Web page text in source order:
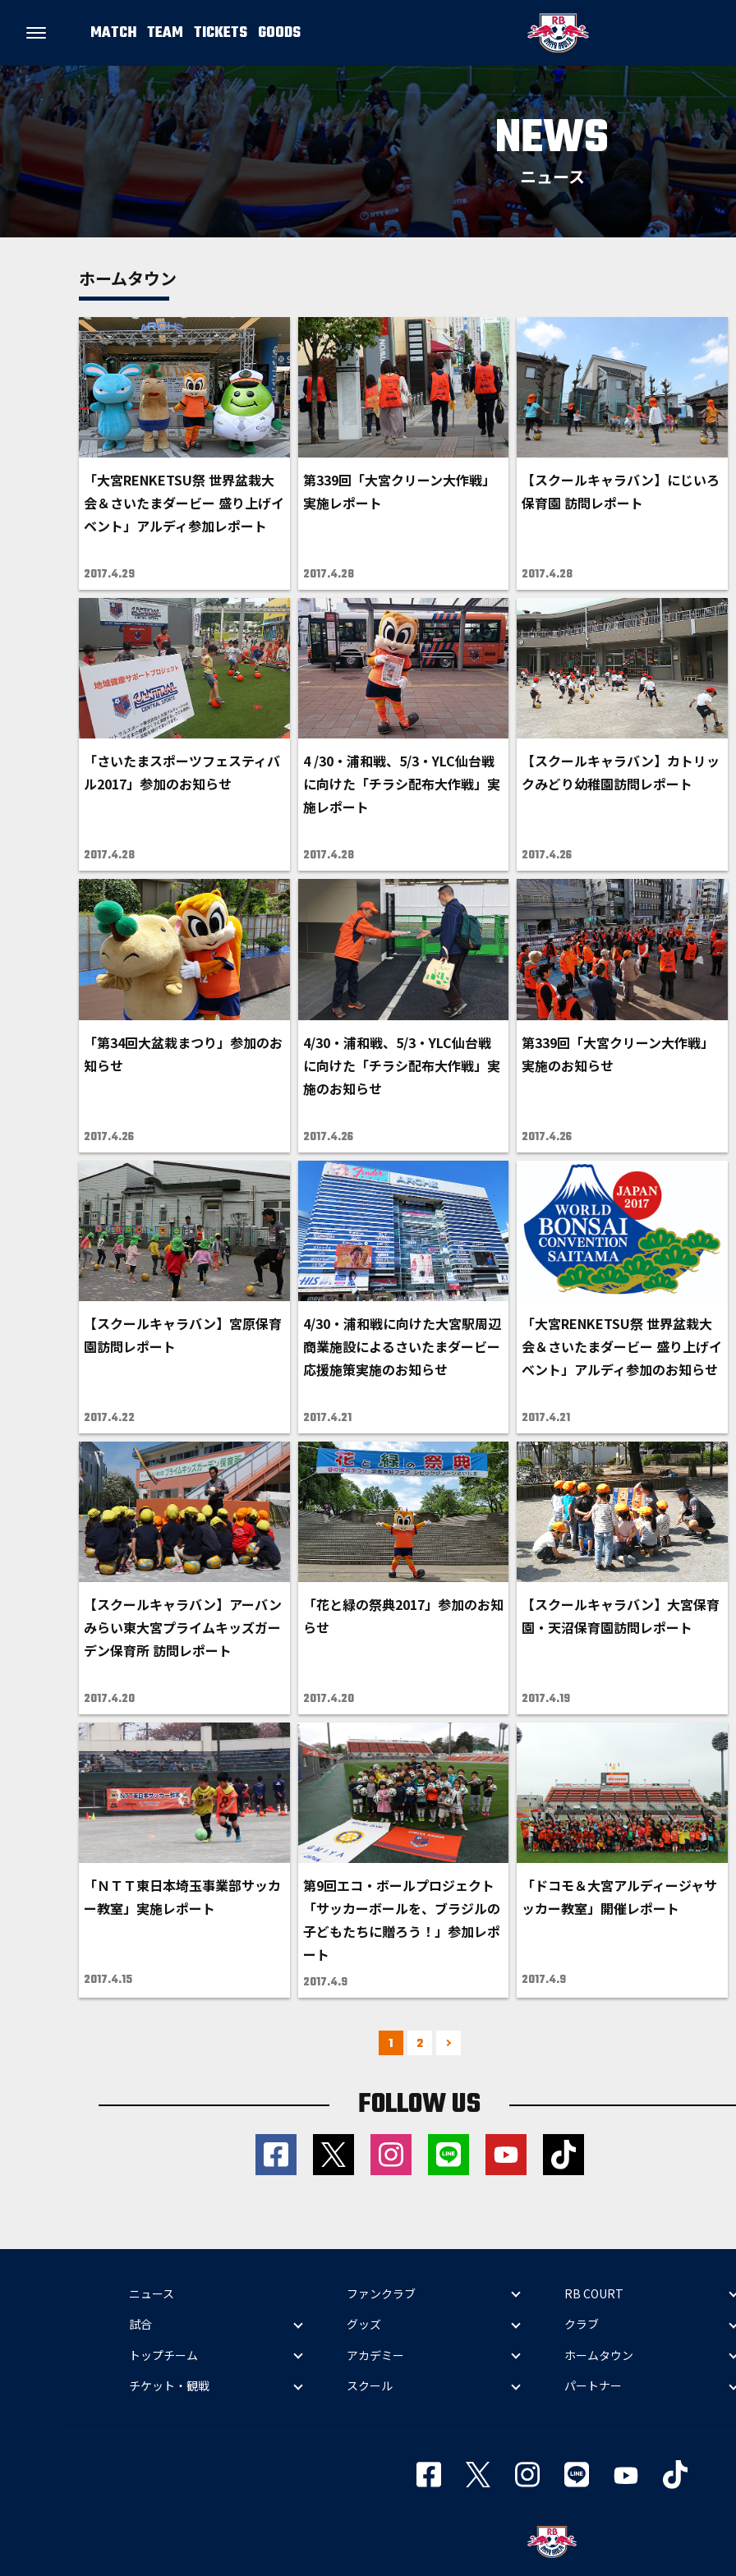
MATCH TEAM TICKETS GOODS
NEWS
ニュース
ホームタウン
「大宮RENKETSU祭 世界盆栽大
会＆さいたまダービー 盛り上げイ
ベント」アルディ参加レポート
2017.4.29
第339回「大宮クリーン大作戦」
実施レポート
2017.4.28
【スクールキャラバン】にじいろ
保育園 訪問レポート
2017.4.28
「さいたまスポーツフェスティバ
ル2017」参加のお知らせ
2017.4.28
4 /30・浦和戦、5/3・YLC仙台戦
に向けた「チラシ配布大作戦」実
施レポート
2017.4.28
【スクールキャラバン】カトリッ
クみどり幼稚園訪問レポート
2017.4.26
「第34回大盆栽まつり」参加のお
知らせ
2017.4.26
4/30・浦和戦、5/3・YLC仙台戦
に向けた「チラシ配布大作戦」実
施のお知らせ
2017.4.26
第339回「大宮クリーン大作戦」
実施のお知らせ
2017.4.26
【スクールキャラバン】宮原保育
園訪問レポート
2017.4.22
4/30・浦和戦に向けた大宮駅周辺
商業施設によるさいたまダービー
応援施策実施のお知らせ
2017.4.21
「大宮RENKETSU祭 世界盆栽大
会＆さいたまダービー 盛り上げイ
ベント」アルディ参加のお知らせ
2017.4.21
【スクールキャラバン】アーバン
みらい東大宮プライムキッズガー
デン保育所 訪問レポート
2017.4.20
「花と緑の祭典2017」参加のお知
らせ
2017.4.20
【スクールキャラバン】大宮保育
園・天沼保育園訪問レポート
2017.4.19
「ＮＴＴ東日本埼玉事業部サッカ
ー教室」実施レポート
2017.4.15
第9回エコ・ボールプロジェクト
「サッカーボールを、ブラジルの
子どもたちに贈ろう！」参加レポ
ート
2017.4.9
「ドコモ＆大宮アルディージャサ
ッカー教室」開催レポート
2017.4.9
1 2
FOLLOW US
ニュース
試合
トップチーム
チケット・観戦
ファンクラブ
グッズ
アカデミー
スクール
RB COURT
クラブ
ホームタウン
パートナー